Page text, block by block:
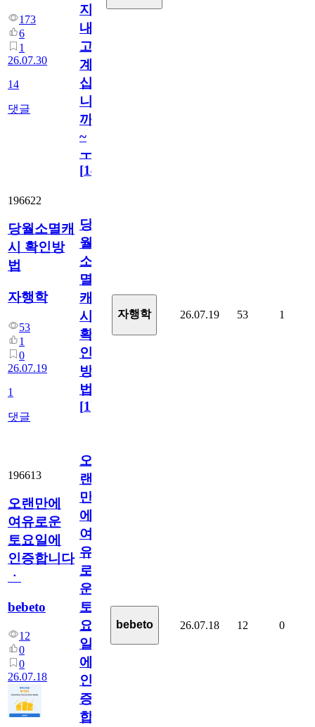
173
6
1
26.07.30
14
댓글
지
내
고
계
십
니
까
~
ㅜ
[14
196622
당월소멸캐
시 확인방
법
자행학
53
1
0
26.07.19
1
댓글
당
월
소
멸
캐
시
확
인
방
법
[1]
자행학 26.07.19 53 1
196613
오랜만에
여유로운
토요일에
인증합니다
ㆍ
bebeto
12
0
0
26.07.18
오
랜
만
에
여
유
로
운
토
요
일
에
인
증
합
bebeto 26.07.18 12 0